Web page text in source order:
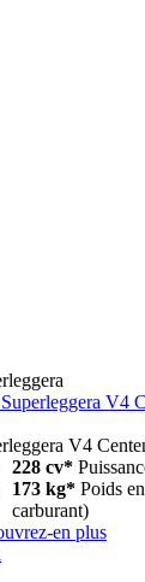
Superleggera V4
V4
228 cv*
173 kg* Poids
carburant)
en plus